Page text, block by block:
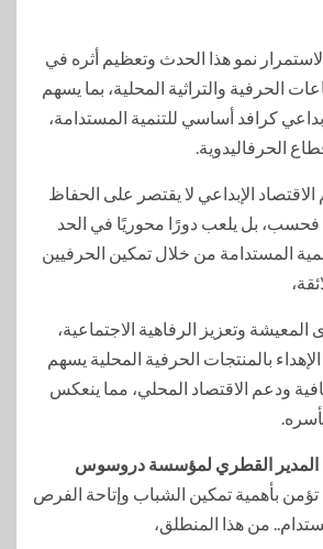
نمو هذا الحدث وتعظيم أثره في
الحرفية والتراثية المحلية، بما يسهم
كرافد أساسي للتنمية المستدامة،
الحرفاليدوية.
الإبداعي لا يقتصر على الحفاظ
فحسب، بل يلعب دورًا محوريًا في الحد
المستدامة من خلال تمكين الحرفيين
وتعزيز الرفاهية الاجتماعية،
بالمنتجات الحرفية المحلية يسهم
ودعم الاقتصاد المحلي، مما ينعكس
المدير القطري لمؤسسة دروسوس
بأهمية تمكين الشباب وإتاحة الفرص
من هذا المنطلق،